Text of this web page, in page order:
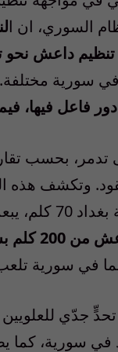
السوري، ان ا
داعش نحو
في سورية
فاعل فيها،
بحسب
وتكشف هذه
200 كلم. ل
ابعد
في سورية
جدّي
سورية، كما